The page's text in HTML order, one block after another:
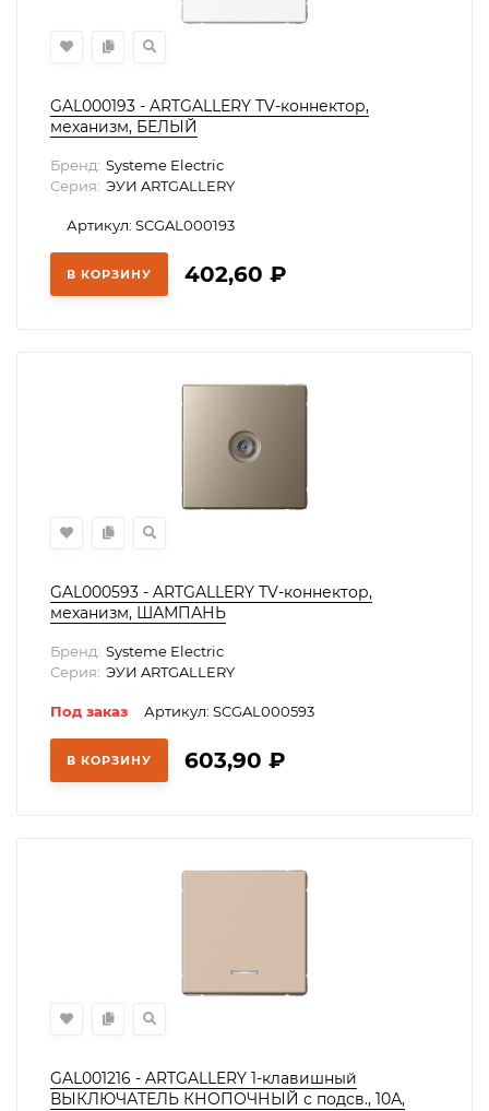
GAL000193 - ARTGALLERY TV-коннектор,
механизм, БЕЛЫЙ
Бренд: Systeme Electric
Серия: ЭУИ ARTGALLERY
Артикул: SCGAL000193
В КОРЗИНУ 402,60 ₽
GAL000593 - ARTGALLERY TV-коннектор,
механизм, ШАМПАНЬ
Бренд: Systeme Electric
Серия: ЭУИ ARTGALLERY
Под заказ Артикул: SCGAL000593
В КОРЗИНУ 603,90 ₽
GAL001216 - ARTGALLERY 1-клавишный
ВЫКЛЮЧАТЕЛЬ КНОПОЧНЫЙ с подсв., 10А,